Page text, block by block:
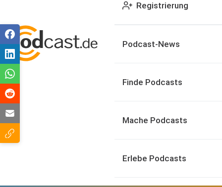
Registrierung
Podcast-News
Finde Podcasts
Mache Podcasts
Erlebe Podcasts